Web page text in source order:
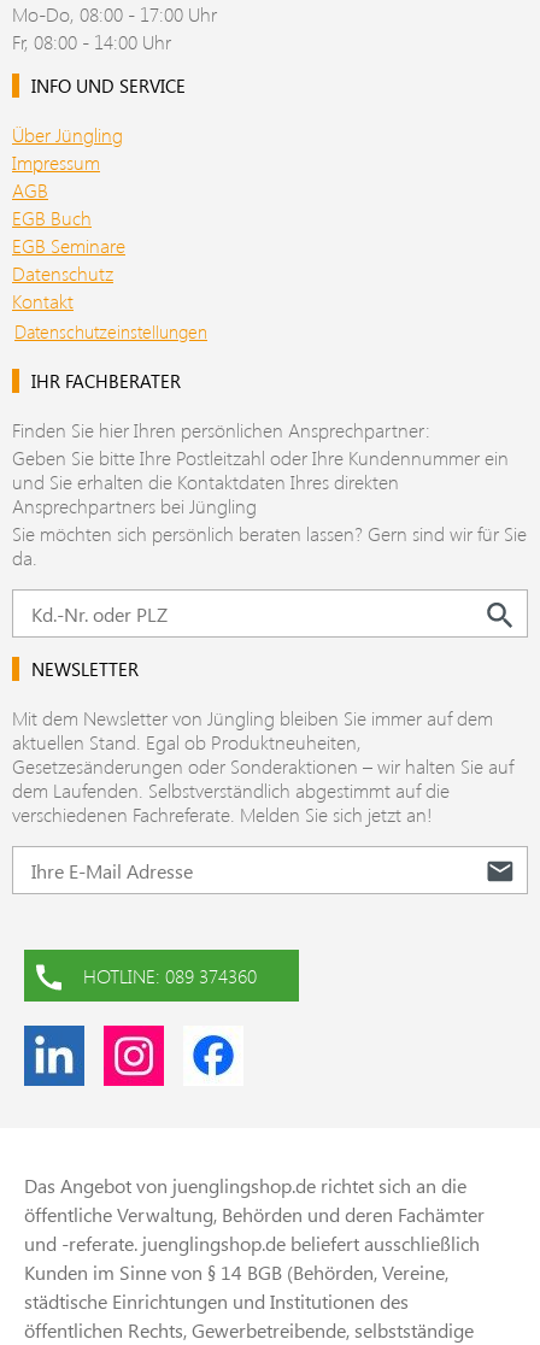
Mo-Do, 08:00 - 17:00 Uhr
Fr, 08:00 - 14:00 Uhr
INFO UND SERVICE
Über Jüngling
Impressum
AGB
EGB Buch
EGB Seminare
Datenschutz
Kontakt
Datenschutzeinstellungen
IHR FACHBERATER
Finden Sie hier Ihren persönlichen Ansprechpartner:
Geben Sie bitte Ihre Postleitzahl oder Ihre Kundennummer ein
und Sie erhalten die Kontaktdaten Ihres direkten
Ansprechpartners bei Jüngling
Sie möchten sich persönlich beraten lassen? Gern sind wir für Sie
da.
NEWSLETTER
Mit dem Newsletter von Jüngling bleiben Sie immer auf dem
aktuellen Stand. Egal ob Produktneuheiten,
Gesetzesänderungen oder Sonderaktionen – wir halten Sie auf
dem Laufenden. Selbstverständlich abgestimmt auf die
verschiedenen Fachreferate. Melden Sie sich jetzt an!
HOTLINE: 089 374360
Das Angebot von juenglingshop.de richtet sich an die
öffentliche Verwaltung, Behörden und deren Fachämter
und -referate. juenglingshop.de beliefert ausschließlich
Kunden im Sinne von § 14 BGB (Behörden, Vereine,
städtische Einrichtungen und Institutionen des
öffentlichen Rechts, Gewerbetreibende, selbstständige